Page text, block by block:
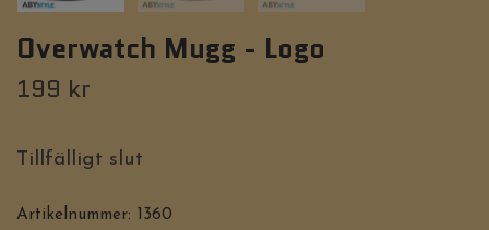
Overwatch Mugg - Logo
199 kr
Tillfälligt slut
Artikelnummer: 1360